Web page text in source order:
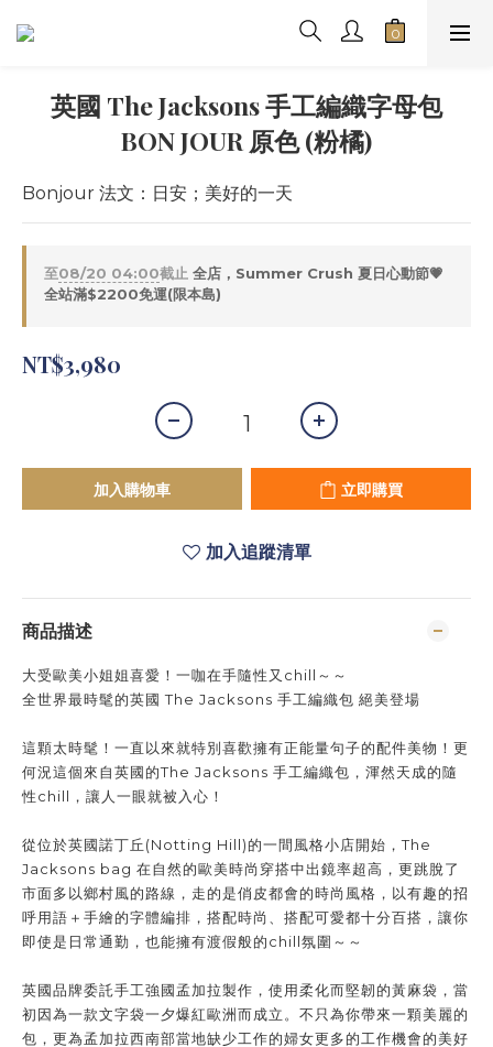
英國 The Jacksons 手工編織字母包
BON JOUR 原色 (粉橘)
Bonjour 法文：日安；美好的一天
至08/20 04:00截止 全店，Summer Crush 夏日心動節💗
全站滿$2200免運(限本島)
NT$3,980
加入購物車 立即購買
加入追蹤清單
商品描述
大受歐美小姐姐喜愛！一咖在手隨性又chill～～
全世界最時髦的英國 The Jacksons 手工編織包 絕美登場
這顆太時髦！一直以來就特別喜歡擁有正能量句子的配件美物！更
何況這個來自英國的The Jacksons 手工編織包，渾然天成的隨
性chill，讓人一眼就被入心！
從位於英國諾丁丘(Notting Hill)的一間風格小店開始，The
Jacksons bag 在自然的歐美時尚穿搭中出鏡率超高，更跳脫了
市面多以鄉村風的路線，走的是俏皮都會的時尚風格，以有趣的招
呼用語＋手繪的字體編排，搭配時尚、搭配可愛都十分百搭，讓你
即使是日常通勤，也能擁有渡假般的chill氛圍～～
英國品牌委託手工強國孟加拉製作，使用柔化而堅韌的黃麻袋，當
初因為一款文字袋一夕爆紅歐洲而成立。不只為你帶來一顆美麗的
包，更為孟加拉西南部當地缺少工作的婦女更多的工作機會的美好